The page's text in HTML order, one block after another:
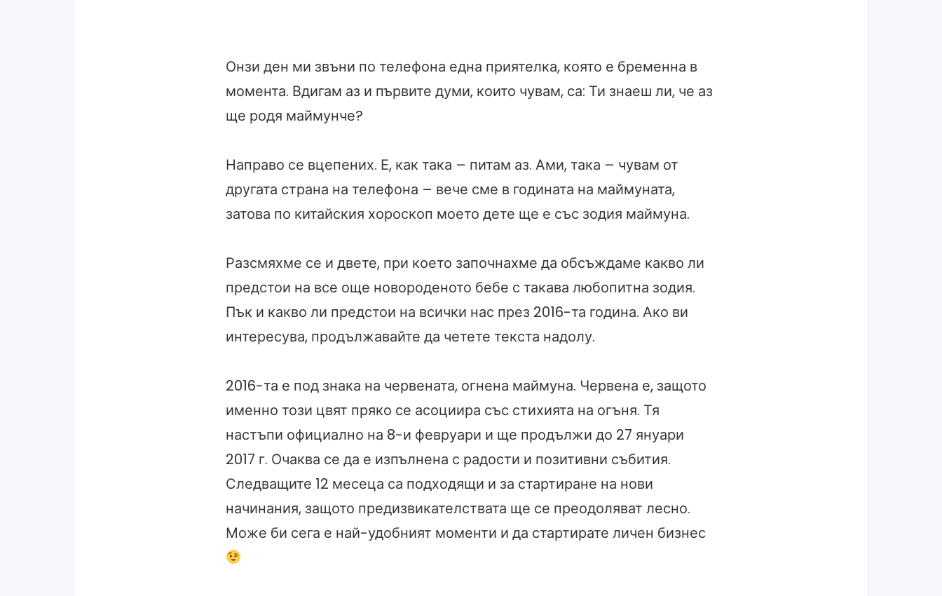
Онзи ден ми звъни по телефона една приятелка, която е бременна в
момента. Вдигам аз и първите думи, които чувам, са: Ти знаеш ли, че аз
ще родя маймунче?
Направо се вцепених. Е, как така – питам аз. Ами, така – чувам от
другата страна на телефона – вече сме в годината на маймуната,
затова по китайския хороскоп моето дете ще е със зодия маймуна.
Разсмяхме се и двете, при което започнахме да обсъждаме какво ли
предстои на все още новороденото бебе с такава любопитна зодия.
Пък и какво ли предстои на всички нас през 2016-та година. Ако ви
интересува, продължавайте да четете текста надолу.
2016-та е под знака на червената, огнена маймуна. Червена е, защото
именно този цвят пряко се асоциира със стихията на огъня. Тя
настъпи официално на 8-и февруари и ще продължи до 27 януари
2017 г. Очаква се да е изпълнена с радости и позитивни събития.
Следващите 12 месеца са подходящи и за стартиране на нови
начинания, защото предизвикателствата ще се преодоляват лесно.
Може би сега е най-удобният моменти и да стартирате личен бизнес